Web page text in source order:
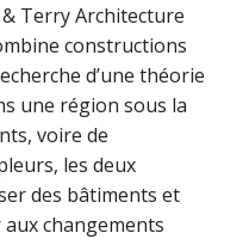
Terry Architecture
constructions
d’une théorie
une région sous la
voire de
les deux
des bâtiments et
changements